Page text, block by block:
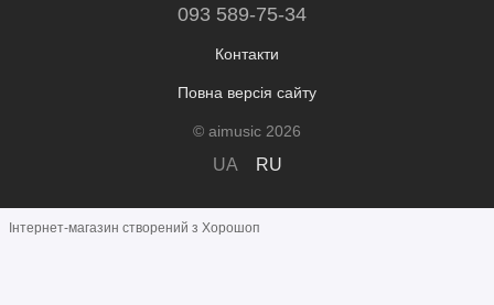
093 589-75-34
Контакти
Повна версія сайту
© aimusic 2026
UA RU
Інтернет-магазин створений з Хорошоп